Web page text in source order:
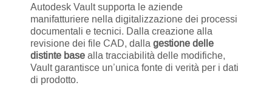
Autodesk Vault supporta le aziende
manifatturiere nella digitalizzazione dei processi
documentali e tecnici. Dalla creazione alla
revisione dei file CAD, dallagestione delle
distinte basealla tracciabilità delle modifiche,
Vault garantisce un’unica fonte di verità per i dati
di prodotto.